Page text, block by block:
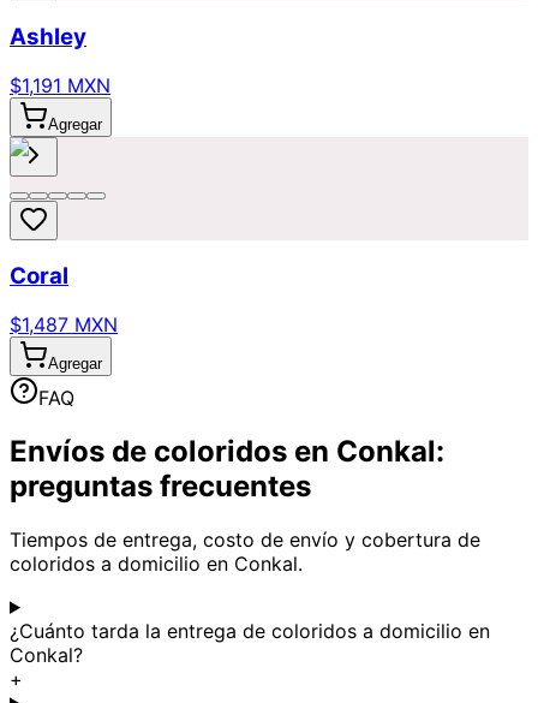
Ashley
$1,191 MXN
Agregar
Coral
$1,487 MXN
Agregar
FAQ
Envíos de coloridos en Conkal:
preguntas frecuentes
Tiempos de entrega, costo de envío y cobertura de
coloridos a domicilio en Conkal.
¿Cuánto tarda la entrega de coloridos a domicilio en
Conkal?
+